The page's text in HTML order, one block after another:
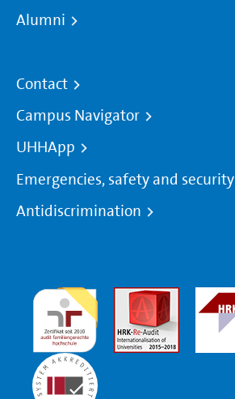
Alumni
Contact
Campus Navigator
UHHApp
Emergencies, safety and security
Antidiscrimination